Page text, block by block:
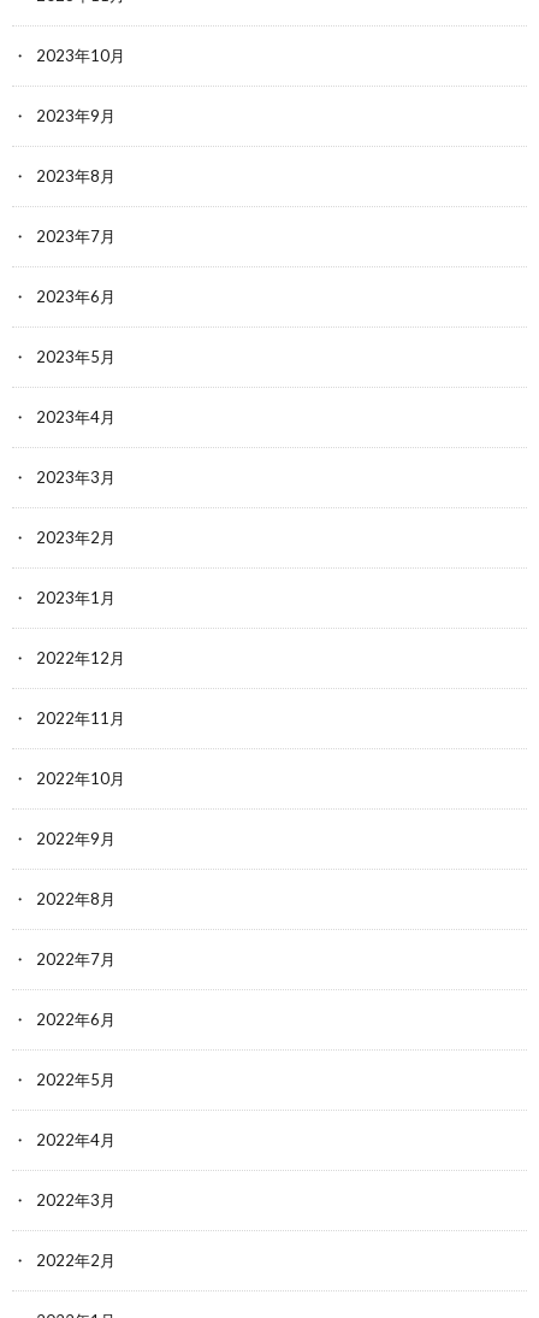
2023年10月
2023年9月
2023年8月
2023年7月
2023年6月
2023年5月
2023年4月
2023年3月
2023年2月
2023年1月
2022年12月
2022年11月
2022年10月
2022年9月
2022年8月
2022年7月
2022年6月
2022年5月
2022年4月
2022年3月
2022年2月